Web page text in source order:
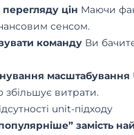
цін Маючи
сенсом.
команду Ви
масштабування
збільшує витрати.
unit-підходу
замість